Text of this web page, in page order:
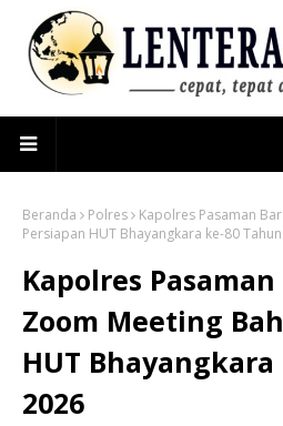
Beranda Polres
Kapolres Pasaman
Persiapan HUT Bhayangkara ke-80
Kapolres
Zoom Meeting
HUT
2026